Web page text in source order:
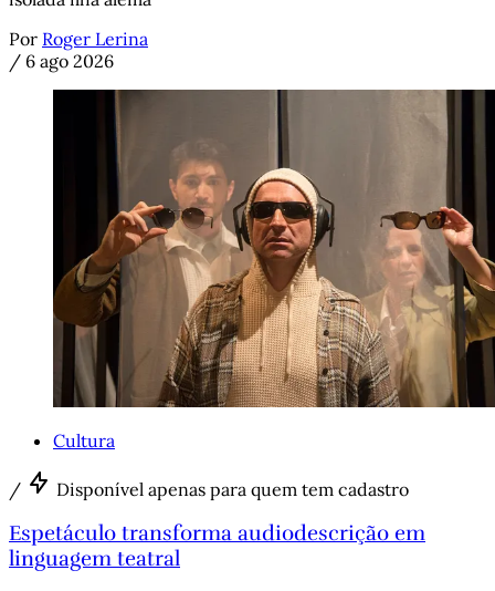
Por Roger Lerina
/ 6 ago 2026
Cultura
/ Disponível apenas para quem tem cadastro
Espetáculo transforma audiodescrição em
linguagem teatral